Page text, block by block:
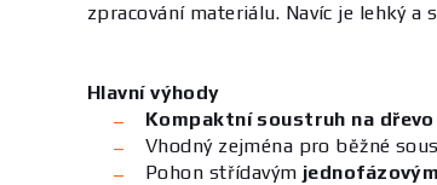
zpracování materiálu. Navíc je lehký a
Hlavní výhody
Kompaktní soustruh na dřevo
Vhodný zejména pro běžné
Pohon střídavým